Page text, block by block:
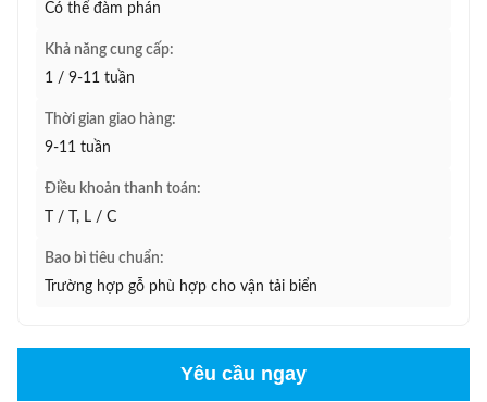
Có thể đàm phán
Khả năng cung cấp:
1 / 9-11 tuần
Thời gian giao hàng:
9-11 tuần
Điều khoản thanh toán:
T / T, L / C
Bao bì tiêu chuẩn:
Trường hợp gỗ phù hợp cho vận tải biển
Yêu cầu ngay